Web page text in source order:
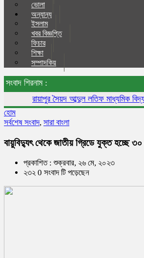
ভোলা
অন্যান্য
ইসলাম
খবর বিজ্ঞপ্তি
ফিচার
শিক্ষা
সম্পাদকিয়
সংবাদ শিরনাম :
রায়াপুর সৈয়দ আব্দুল লতিফ মাধ্যমিক
হোম
সর্বশেষ সংবাদ, সারা বাংলা
বায়ুবিদ্যুৎ থেকে জাতীয় গ্রিডে যুক্ত হচ্ছে ৩০
প্রকাশিত : শুক্রবার, ২৬ মে, ২০২৩
২৩২ 0 সংবাদ টি পড়েছেন